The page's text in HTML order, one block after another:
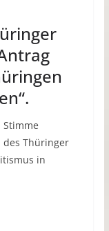
Stimme
des Thüringer
in